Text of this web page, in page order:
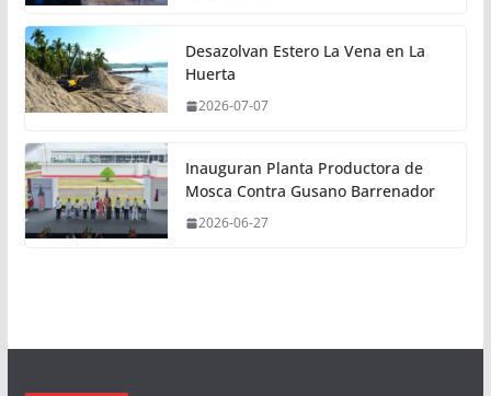
Desazolvan Estero La Vena en La
Huerta
2026-07-07
Inauguran Planta Productora de
Mosca Contra Gusano Barrenador
2026-06-27